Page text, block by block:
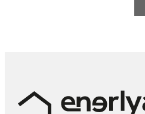
Évènement